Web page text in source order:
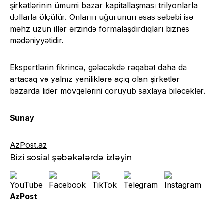
şirkətlərinin ümumi bazar kapitallaşması trilyonlarla
dollarla ölçülür. Onların uğurunun əsas səbəbi isə
məhz uzun illər ərzində formalaşdırdıqları biznes
mədəniyyətidir.
Ekspertlərin fikrincə, gələcəkdə rəqabət daha da
artacaq və yalnız yeniliklərə açıq olan şirkətlər
bazarda lider mövqelərini qoruyub saxlaya biləcəklər.
Sunay
AzPost.az
Bizi sosial şəbəkələrdə izləyin
AzPost